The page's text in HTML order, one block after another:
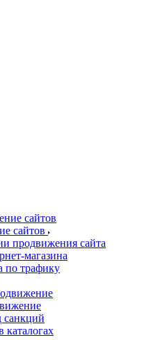
сайтов
продвижения сайта
магазина
по трафику
санкций
каталогах